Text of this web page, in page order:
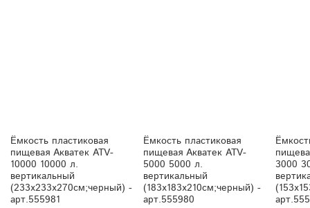
Ёмкость пластиковая
пищевая Акватек ATV-
10000 10000 л.
вертикальный
(233x233x270см;черный) -
арт.555981
Ёмкость пластиковая
пищевая Акватек ATV-
5000 5000 л.
вертикальный
(183x183x210см;черный) -
арт.555980
3000